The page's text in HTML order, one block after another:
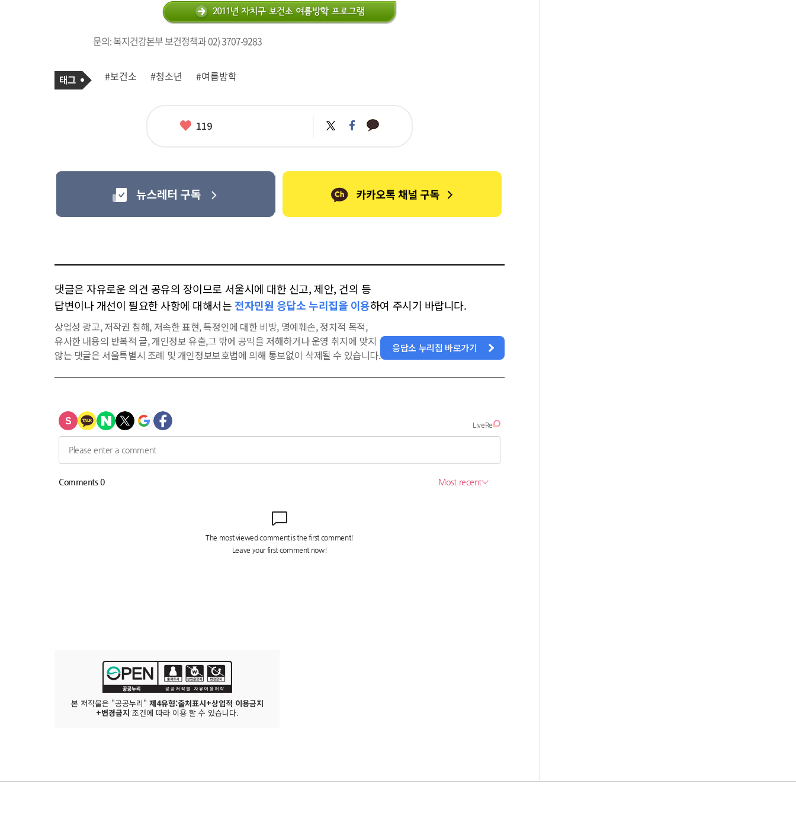
문의: 복지건강본부 보건정책과 02) 3707-9283
사
태
그
#보건소 #청소년 #여름방학
좋
119 트
위
페
이
카
카
댓글은 자유로운 의견 공유의 장이므로 서울시에 대한 신고, 제안, 건의 등
답변이나 개선이 필요한 사항에 대해서는 전자민원 응답소 누리집을 이용하여 주시기 바랍니다.
상업성 광고, 저작권 침해, 저속한 표현, 특정인에 대한 비방, 명예훼손, 정치적 목적,
유사한 내용의 반복적 글, 개인정보 유출,그 밖에 공익을 저해하거나 운영 취지에 맞지
않는 댓글은 서울특별시 조례 및 개인정보보호법에 의해 통보없이 삭제될 수 있습니다.
응답소 누리집 바로가기
본 저작물은 "공공누리" 제4유형:출처표시+상업적 이용금지
+변경금지 조건에 따라 이용 할 수 있습니다.